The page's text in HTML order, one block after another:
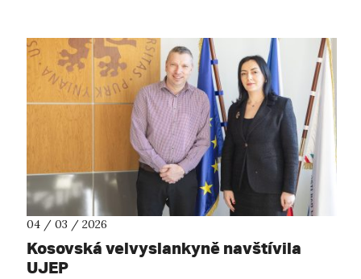
04 / 03 / 2026
Kosovská velvyslankyně navštívila
UJEP